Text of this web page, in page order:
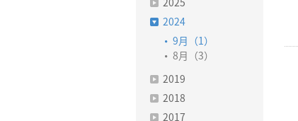
2025
2024
9月（1）
8月（3）
2019
2018
2017